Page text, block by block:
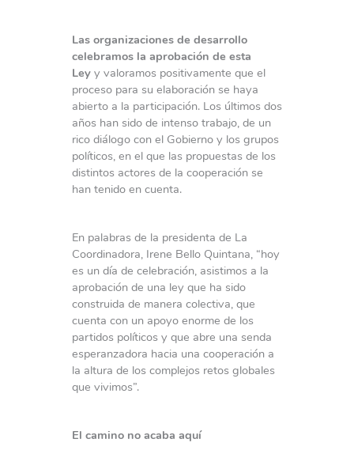
Las organizaciones de desarrollo
celebramos la aprobación de esta
Leyy valoramos positivamente que el
proceso para su elaboración se haya
abierto a la participación. Los últimos dos
años han sido de intenso trabajo, de un
rico diálogo con el Gobierno y los grupos
políticos, en el que las propuestas de los
distintos actores de la cooperación se
han tenido en cuenta.
En palabras de la presidenta de La
Coordinadora, Irene Bello Quintana, “hoy
es un día de celebración, asistimos a la
aprobación de una ley que ha sido
construida de manera colectiva, que
cuenta con un apoyo enorme de los
partidos políticos y que abre una senda
esperanzadora hacia una cooperación a
la altura de los complejos retos globales
que vivimos”.
El camino no acaba aquí